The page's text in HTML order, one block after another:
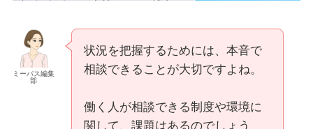
ミーパス編集
部
状況を把握するためには、本音で
相談できることが大切ですよね。
働く人が相談できる制度や環境に
関して、課題はあるのでしょう